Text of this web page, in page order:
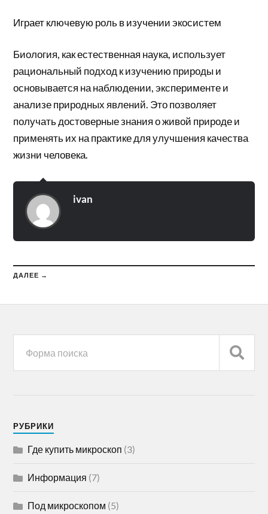
Играет ключевую роль в изучении экосистем
Биология, как естественная наука, использует
рациональный подход к изучению природы и
основывается на наблюдении, эксперименте и
анализе природных явлений. Это позволяет
получать достоверные знания о живой природе и
применять их на практике для улучшения качества
жизни человека.
ivan
ДАЛЕЕ →
РУБРИКИ
Где купить микроскоп (3)
Информация (7)
Под микроскопом (5)